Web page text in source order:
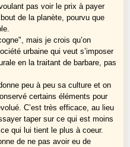
pas voir le prix à payer
de la planète, pourvu que
mais je crois qu’on
urbaine qui veut s’imposer
en la traitant de barbare, pas
peu à peu sa culture et on
certains éléments pour
C’est très efficace, au lieu
taper sur ce qui est moins
qui lui tient le plus à coeur.
de ne pas avoir eu de